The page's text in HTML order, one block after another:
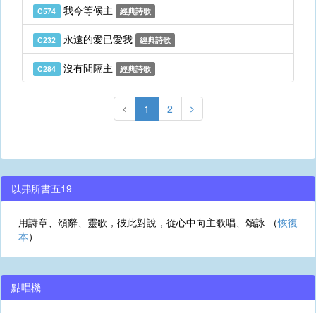
C574 我今等候主 經典詩歌
C232 永遠的愛已愛我 經典詩歌
C284 沒有間隔主 經典詩歌
1 2
以弗所書五19
用詩章、頌辭、靈歌，彼此對說，從心中向主歌唱、頌詠 （恢復
本）
點唱機